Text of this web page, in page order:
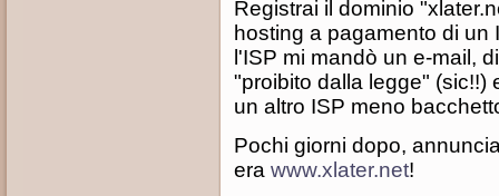
Registrai il dominio
hosting a pagamento di un
l'ISP mi mandò un e-mail,
"proibito dalla legge" (sic!!)
un altro ISP meno
Pochi giorni dopo,
era www.xlater.net!